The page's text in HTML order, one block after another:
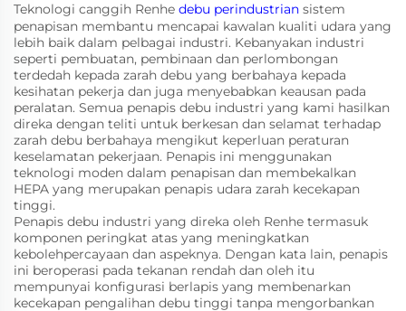
Teknologi canggih Renhe debu perindustrian sistem
penapisan membantu mencapai kawalan kualiti udara yang
lebih baik dalam pelbagai industri. Kebanyakan industri
seperti pembuatan, pembinaan dan perlombongan
terdedah kepada zarah debu yang berbahaya kepada
kesihatan pekerja dan juga menyebabkan keausan pada
peralatan. Semua penapis debu industri yang kami hasilkan
direka dengan teliti untuk berkesan dan selamat terhadap
zarah debu berbahaya mengikut keperluan peraturan
keselamatan pekerjaan. Penapis ini menggunakan
teknologi moden dalam penapisan dan membekalkan
HEPA yang merupakan penapis udara zarah kecekapan
tinggi.
Penapis debu industri yang direka oleh Renhe termasuk
komponen peringkat atas yang meningkatkan
kebolehpercayaan dan aspeknya. Dengan kata lain, penapis
ini beroperasi pada tekanan rendah dan oleh itu
mempunyai konfigurasi berlapis yang membenarkan
kecekapan pengalihan debu tinggi tanpa mengorbankan